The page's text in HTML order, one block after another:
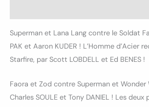
Superman et Lana Lang contre le Soldat
PAK et Aaron KUDER ! L’Homme d’Acier
Starfire, par Scott LOBDELL et Ed BENES !
Faora et Zod contre Superman et Wonder
Charles SOULE et Tony DANIEL ! Les